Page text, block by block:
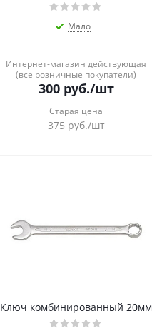
Мало
Интернет-магазин действующая
(все розничные покупатели)
300руб./шт
Старая цена
375руб./шт
Ключ комбинированный 20мм